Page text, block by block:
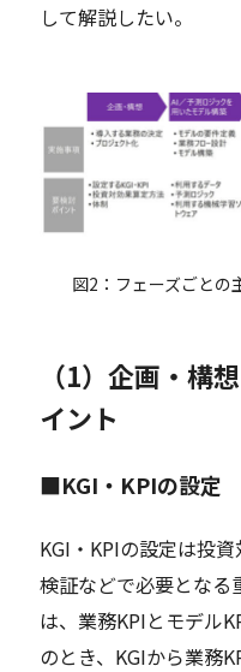
して解説したい。
図2：フェーズごとの
（1）企画・構
イント
■KGI・KPIの設定
KGI・KPIの設定は投
検証などで必要となる
は、業務KPIとモデル
のとき、KGIから業務